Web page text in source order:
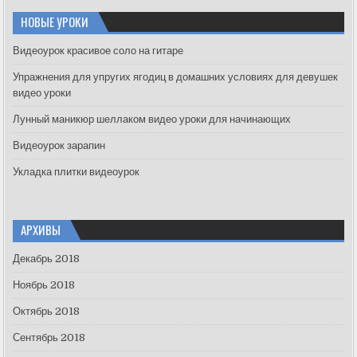
h
f
r
:
НОВЫЕ УРОКИ
Видеоурок красивое соло на гитаре
Упражнения для упругих ягодиц в домашних условиях для девушек
видео уроки
Лунный маникюр шеллаком видео уроки для начинающих
Видеоурок зарапин
Укладка плитки видеоурок
АРХИВЫ
Декабрь 2018
Ноябрь 2018
Октябрь 2018
Сентябрь 2018